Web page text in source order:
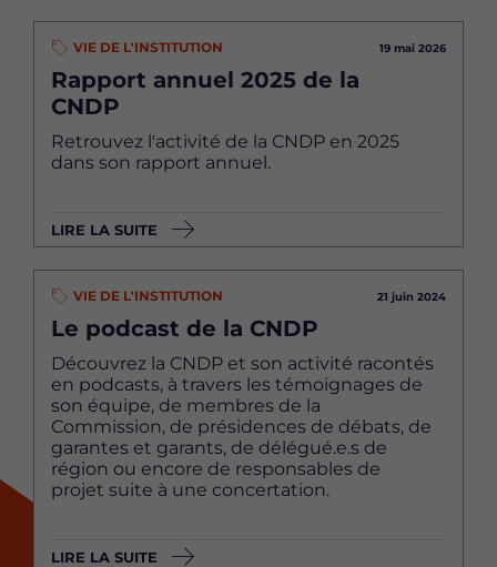
VIE DE L'INSTITUTION 19 mai 2026
Rapport annuel 2025 de la
CNDP
Retrouvez l'activité de la CNDP en 2025
dans son rapport annuel.
LIRE LA SUITE
VIE DE L'INSTITUTION 21 juin 2024
Le podcast de la CNDP
Découvrez la CNDP et son activité racontés
en podcasts, à travers les témoignages de
son équipe, de membres de la
Commission, de présidences de débats, de
garantes et garants, de délégué.e.s de
région ou encore de responsables de
projet suite à une concertation.
LIRE LA SUITE